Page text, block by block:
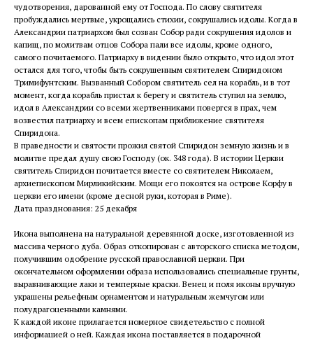
чудотворения, дарованной ему от Господа. По слову святителя
пробуждались мертвые, укрощались стихии, сокрушались идолы. Когда в
Александрии патриархом был созван Собор ради сокрушения идолов и
капищ, по молитвам отцов Собора пали все идолы, кроме одного,
самого почитаемого. Патриарху в видении было открыто, что идол этот
остался для того, чтобы быть сокрушенным святителем Спиридоном
Тримифунтским. Вызванный Собором святитель сел на корабль, и в тот
момент, когда корабль пристал к берегу и святитель ступил на землю,
идол в Александрии со всеми жертвенниками повергся в прах, чем
возвестил патриарху и всем епископам приближение святителя
Спиридона.
В праведности и святости прожил святой Спиридон земную жизнь и в
молитве предал душу свою Господу (ок. 348 года). В истории Церкви
святитель Спиридон почитается вместе со святителем Николаем,
архиепископом Мирликийским. Мощи его покоятся на острове Корфу в
церкви его имени (кроме десной руки, которая в Риме).
Дата празднования: 25 декабря
Икона выполнена на натуральной деревянной доске, изготовленной из
массива черного дуба. Образ откопирован с авторского списка методом,
получившим одобрение русской православной церкви. При
окончательном оформлении образа использовались специальные грунты,
выравнивающие лаки и темперные краски. Венец и поля иконы вручную
украшены рельефным орнаментом и натуральным жемчугом или
полудрагоценными камнями.
К каждой иконе прилагается номерное свидетельство с полной
информацией о ней. Каждая икона поставляется в подарочной